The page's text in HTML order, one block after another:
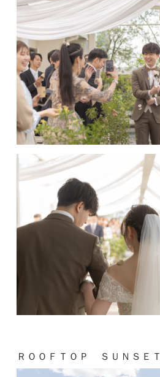
ＲＯＯＦＴＯＰ ＳＵＮＳＥＴ